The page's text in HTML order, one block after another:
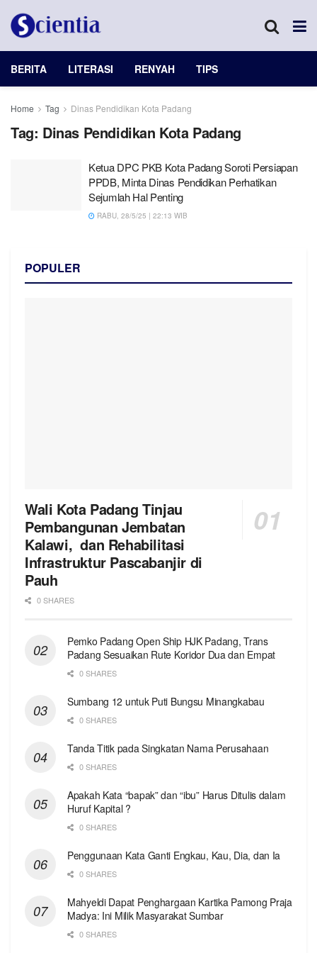
BERITA LITERASI RENYAH TIPS
Home Tag Dinas Pendidikan Kota Padang
Tag: Dinas Pendidikan Kota Padang
Ketua DPC PKB Kota Padang Soroti Persiapan
PPDB, Minta Dinas Pendidikan Perhatikan
Sejumlah Hal Penting
RABU, 28/5/25 | 22:13 WIB
POPULER
Wali Kota Padang Tinjau
Pembangunan Jembatan
Kalawi, dan Rehabilitasi
Infrastruktur Pascabanjir di
Pauh
0 SHARES
Pemko Padang Open Ship HJK Padang, Trans
Padang Sesuaikan Rute Koridor Dua dan Empat
0 SHARES
Sumbang 12 untuk Puti Bungsu Minangkabau
0 SHARES
Tanda Titik pada Singkatan Nama Perusahaan
0 SHARES
Apakah Kata “bapak” dan “ibu” Harus Ditulis dalam
Huruf Kapital ?
0 SHARES
Penggunaan Kata Ganti Engkau, Kau, Dia, dan Ia
0 SHARES
Mahyeldi Dapat Penghargaan Kartika Pamong Praja
Madya: Ini Milik Masyarakat Sumbar
0 SHARES